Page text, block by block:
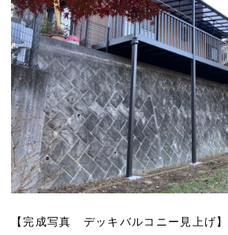
【完成写真 デッキバルコニー見上げ】